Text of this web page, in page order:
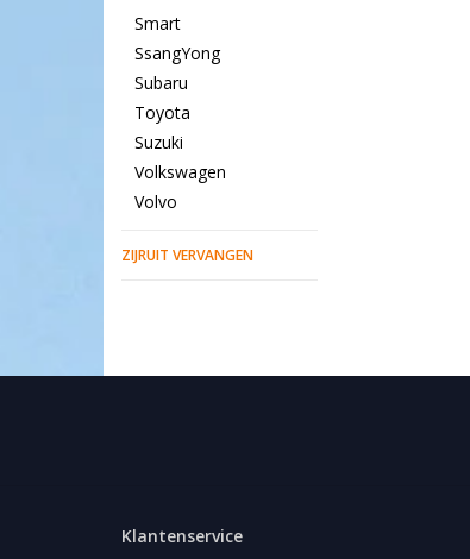
Smart
SsangYong
Subaru
Toyota
Suzuki
Volkswagen
Volvo
ZIJRUIT VERVANGEN
Klantenservice